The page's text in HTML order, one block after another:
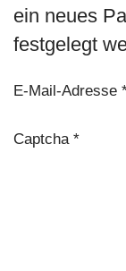
ein neues
festgelegt
E-Mail-Adresse
Captcha*